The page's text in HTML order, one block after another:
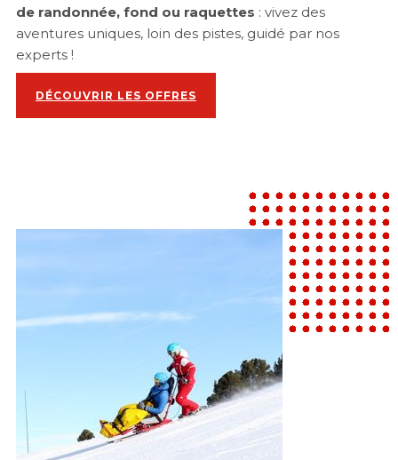
de randonnée, fond ou raquettes : vivez des
aventures uniques, loin des pistes, guidé par nos
experts !
DÉCOUVRIR LES OFFRES